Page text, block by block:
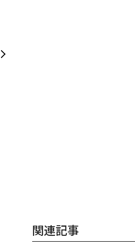
を徹底する理由
関連記事